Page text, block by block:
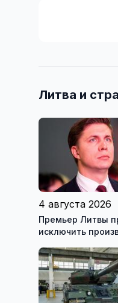
Литва и
4 августа 2026
Премьер Литвы
исключить
рекомендуемой